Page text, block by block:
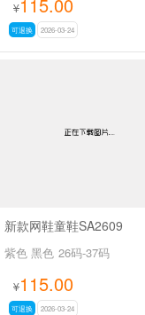
¥
可退换 2026-03-24
新款网鞋童鞋SA2609
紫色 黑色 26码-37码
¥115.00
可退换 2026-03-24